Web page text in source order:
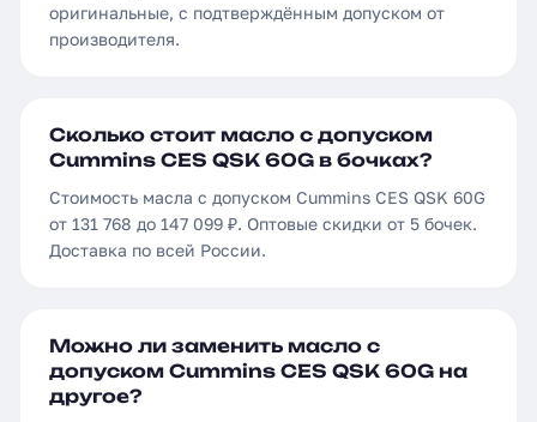
оригинальные, с подтверждённым допуском от
производителя.
Сколько стоит масло с допуском
Cummins CES QSK 60G в бочках?
Стоимость масла с допуском Cummins CES QSK 60G
от 131 768 до 147 099 ₽. Оптовые скидки от 5 бочек.
Доставка по всей России.
Можно ли заменить масло с
допуском Cummins CES QSK 60G на
другое?